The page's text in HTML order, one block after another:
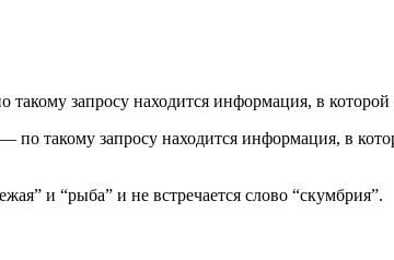
запросу находится информация, в которой
такому запросу находится информация, в
и “рыба” и не встречается слово “скумбрия”.